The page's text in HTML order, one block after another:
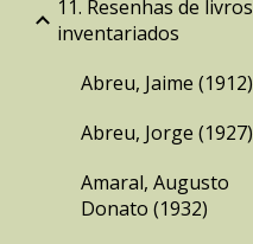
11. Resenhas de livros
inventariados
Abreu, Jaime (1912)
Abreu, Jorge (1927)
Amaral, Augusto
Donato (1932)